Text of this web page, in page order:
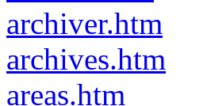
archiver.htm
archives.htm
areas.htm